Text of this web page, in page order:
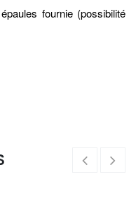
fournie (possibilité